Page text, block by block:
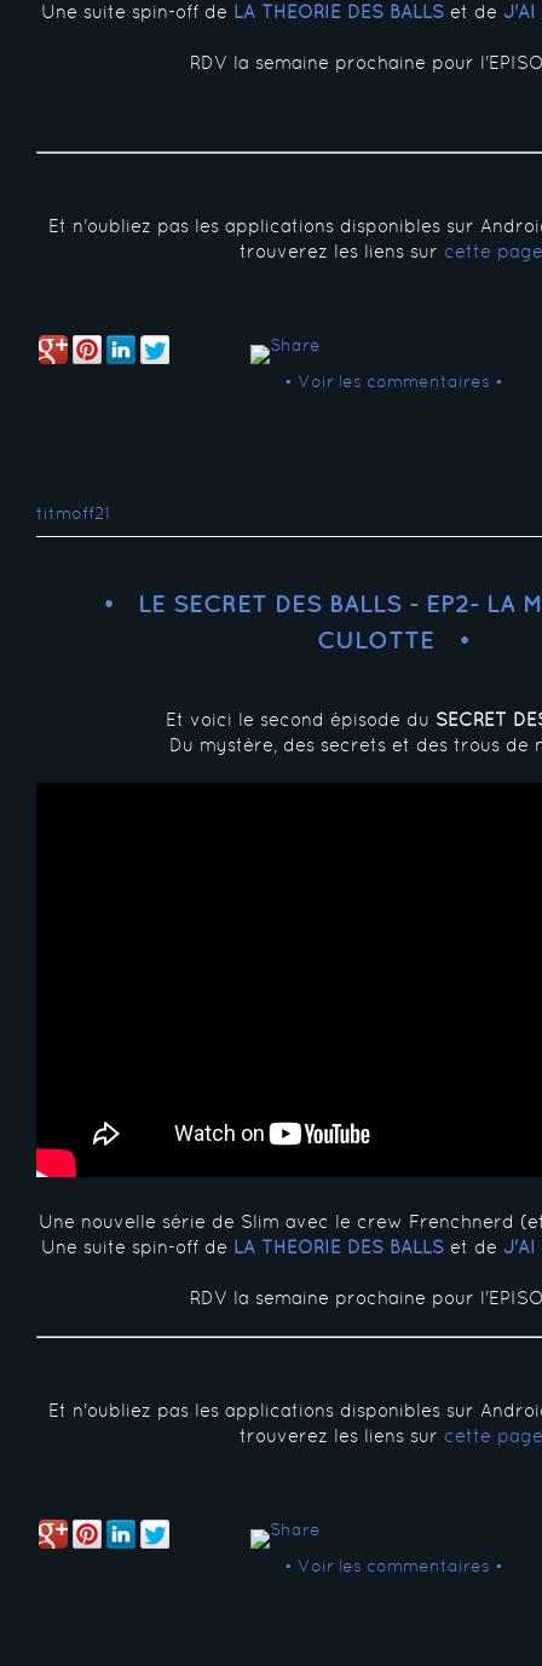
Une suite spin-off de LA THÉORIE DES BALLS et de J'AI
RDV la semaine prochaine pour
Et n'oubliez pas les applications disponibles sur
trouverez les liens sur cette page
• Voir les commentaires •
titmoff21
LE SECRET DES BALLS - EP2- LA
CULOTTE
Et voici le second épisode du SECRET
Du mystère, des secrets et des trous de
Une nouvelle série de Slim avec le crew Frenchnerd
Une suite spin-off de LA THÉORIE DES BALLS et de J'AI
RDV la semaine prochaine pour
Et n'oubliez pas les applications disponibles sur
trouverez les liens sur cette page
• Voir les commentaires •